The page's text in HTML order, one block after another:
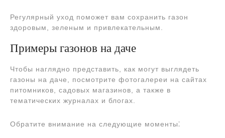
Регулярный уход поможет вам сохранить газон
здоровым, зеленым и привлекательным.
Примеры газонов на даче
Чтобы наглядно представить, как могут выглядеть
газоны на даче, посмотрите фотогалереи на сайтах
питомников, садовых магазинов, а также в
тематических журналах и блогах.
Обратите внимание на следующие моменты⁚